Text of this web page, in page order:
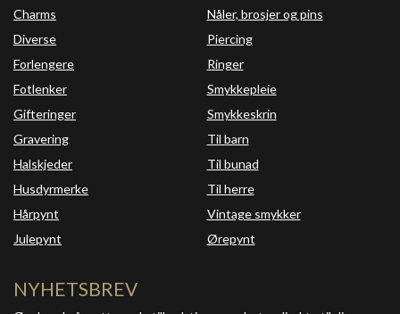
Charms
Diverse
Forlengere
Fotlenker
Gifteringer
Gravering
Halskjeder
Husdyrmerke
Hårpynt
Julepynt
Nåler, brosjer og pins
Piercing
Ringer
Smykkepleie
Smykkeskrin
Til barn
Til bunad
Til herre
Vintage smykker
Ørepynt
NYHETSBREV